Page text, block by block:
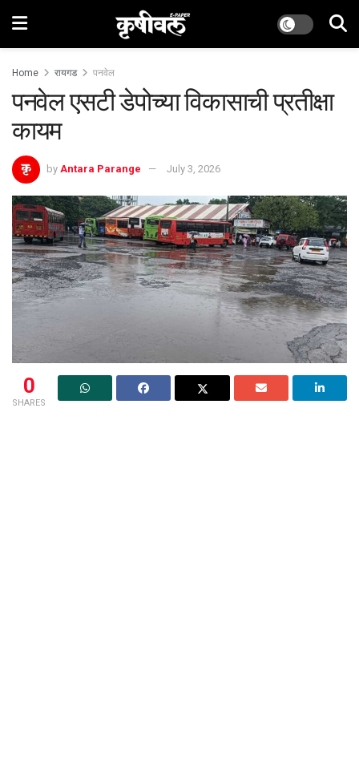
Home रायगड पनवेल
पनवेल एसटी डेपोच्या विकासाची प्रतीक्षा
कायम
by Antara Parange July 3, 2026
0
SHARES